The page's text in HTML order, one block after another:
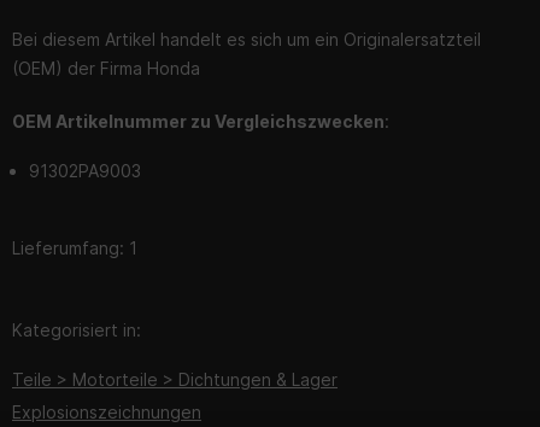
Bei diesem Artikel handelt es sich um ein Originalersatzteil
(OEM) der Firma Honda
OEM Artikelnummer zu Vergleichszwecken:
91302PA9003
Lieferumfang: 1
Kategorisiert in:
Teile > Motorteile > Dichtungen & Lager
Explosionszeichnungen